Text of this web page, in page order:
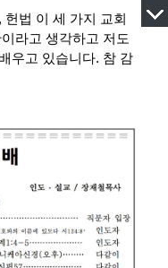
법 이 세 가지 교회
라고 생각하고 저도
우고 있습니다. 참 감